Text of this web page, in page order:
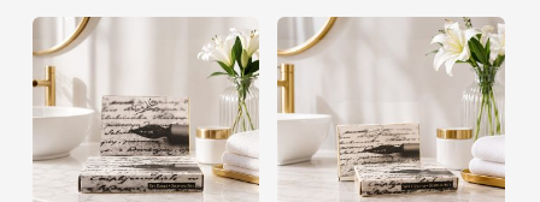
ha
più
varianti.
Le
opzioni
possono
ha
più
Le
opzioni
possono